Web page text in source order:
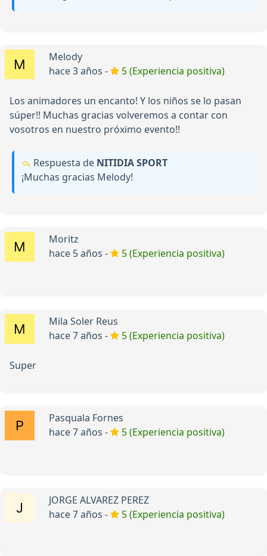
Melody
hace 3 años -
5 (Experiencia positiva)
Los animadores un encanto! Y los niños se lo pasan
súper!! Muchas gracias volveremos a contar con
vosotros en nuestro próximo evento!!
Respuesta de NITIDIA SPORT
¡Muchas gracias Melody!
Moritz
hace 5 años -
5 (Experiencia positiva)
Mila Soler Reus
hace 7 años -
5 (Experiencia positiva)
Super
Pasquala Fornes
hace 7 años -
5 (Experiencia positiva)
JORGE ALVAREZ PEREZ
hace 7 años -
5 (Experiencia positiva)